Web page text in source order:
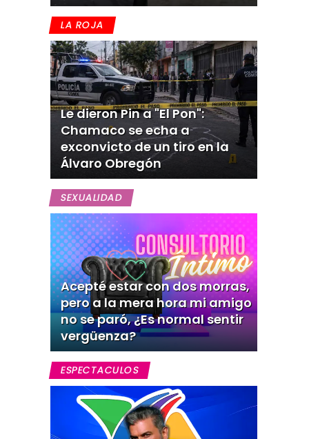
LA ROJA
Le dieron Pin a "El Pon":
Chamaco se echa a
exconvicto de un tiro en la
Álvaro Obregón
SEXUALIDAD
Acepté estar con dos morras,
pero a la mera hora mi amigo
no se paró, ¿Es normal sentir
vergüenza?
ESPECTACULOS